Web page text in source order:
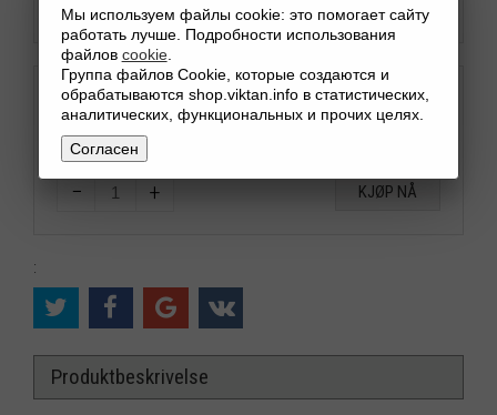
Нажимая конопку купить вы подтверждаете правила
сайта.
ПрочестьПользовательское соглашение
− + KJØP NÅ
:
Produktbeskrivelse
Мы используем файлы cookie: это помогает сайту
работать лучше. Подробности использования
файлов cookie.
Группа файлов Cookie, которые создаются и
обрабатываются shop.viktan.info в статистических,
аналитических, функциональных и прочих целях.
Согласен